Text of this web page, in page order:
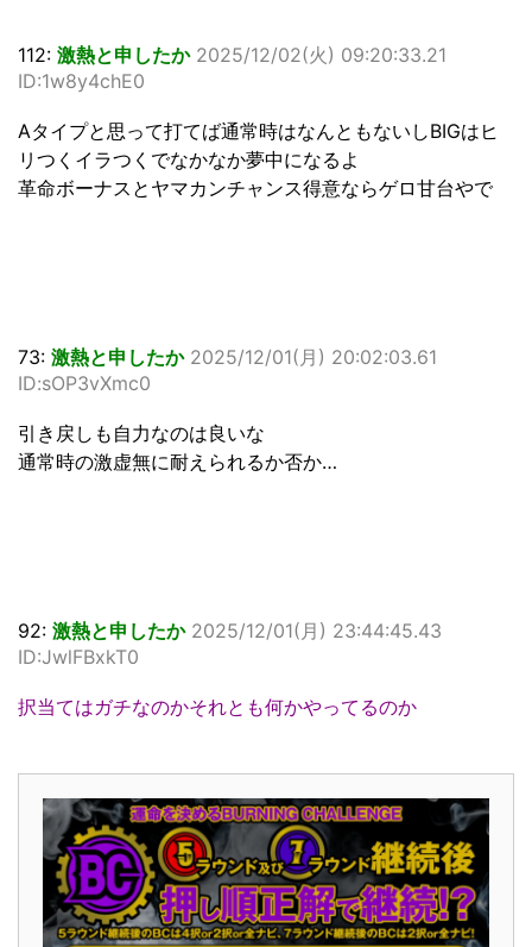
112: 激熱と申したか 2025/12/02(火) 09:20:33.21
ID:1w8y4chE0
Aタイプと思って打てば通常時はなんともないしBIGはヒ
リつくイラつくでなかなか夢中になるよ
革命ボーナスとヤマカンチャンス得意ならゲロ甘台やで
73: 激熱と申したか 2025/12/01(月) 20:02:03.61
ID:sOP3vXmc0
引き戻しも自力なのは良いな
通常時の激虚無に耐えられるか否か…
92: 激熱と申したか 2025/12/01(月) 23:44:45.43
ID:JwlFBxkT0
択当てはガチなのかそれとも何かやってるのか